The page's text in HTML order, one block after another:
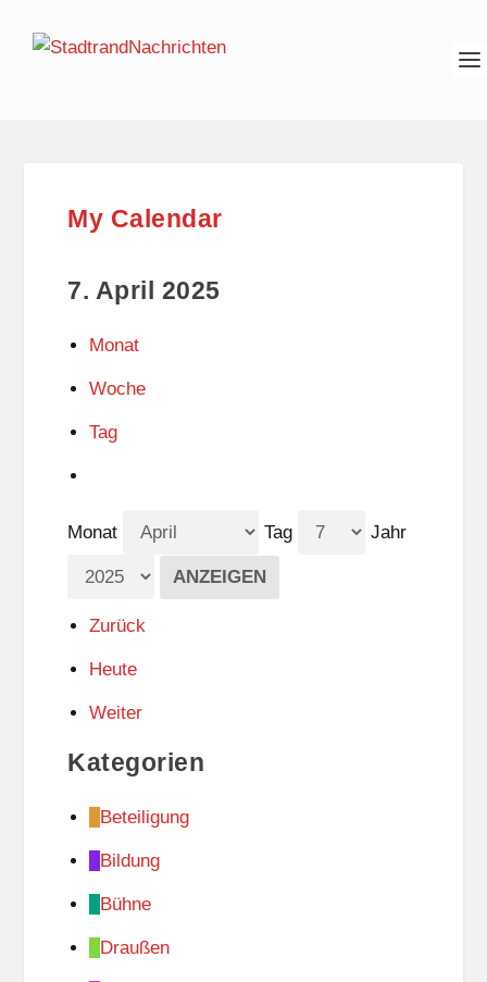
My Calendar
7. April 2025
Monat
Woche
Tag
Monat Tag Jahr
Zurück
Heute
Weiter
Kategorien
Beteiligung
Bildung
Bühne
Draußen